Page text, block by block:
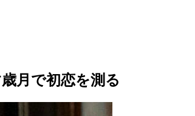
月で初恋を測る